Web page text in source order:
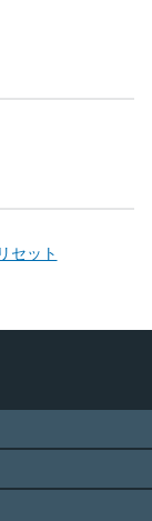
セット
シェアする